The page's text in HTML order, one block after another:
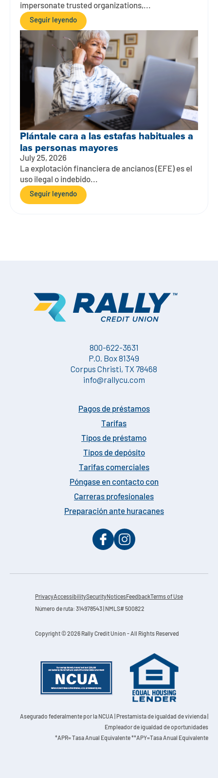
impersonate trusted organizations,...
Seguir leyendo
Plántale cara a las estafas habituales a
las personas mayores
July 25, 2026
La explotación financiera de ancianos (EFE) es el
uso ilegal o indebido...
Seguir leyendo
800-622-3631
P.O. Box 81349
Corpus Christi, TX 78468
info@rallycu.com
Pagos de préstamos
Tarifas
Tipos de préstamo
Tipos de depósito
Tarifas comerciales
Póngase en contacto con
Carreras profesionales
Preparación ante huracanes
PrivacyAccessibilitySecurityNoticesFeedback Terms of Use
Número de ruta: 314978543 | NMLS# 500822
Copyright © 2026 Rally Credit Union - All Rights Reserved
Asegurado federalmente por la NCUA | Prestamista de igualdad de vivienda |
Empleador de igualdad de oportunidades
*APR= Tasa Anual Equivalente **APY=Tasa Anual Equivalente